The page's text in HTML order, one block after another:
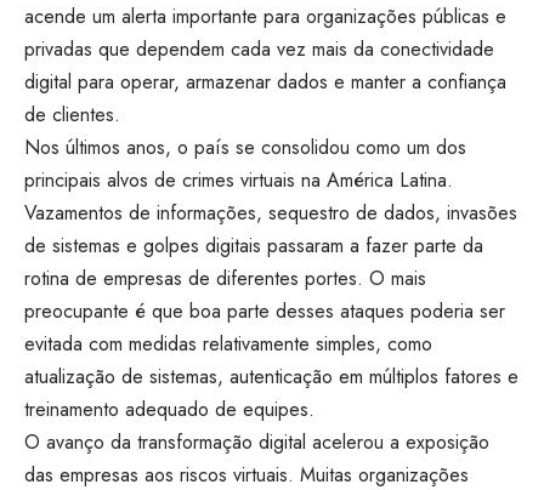
acende um alerta importante para organizações públicas e
privadas que dependem cada vez mais da conectividade
digital para operar, armazenar dados e manter a confiança
de clientes.
Nos últimos anos, o país se consolidou como um dos
principais alvos de crimes virtuais na América Latina.
Vazamentos de informações, sequestro de dados, invasões
de sistemas e golpes digitais passaram a fazer parte da
rotina de empresas de diferentes portes. O mais
preocupante é que boa parte desses ataques poderia ser
evitada com medidas relativamente simples, como
atualização de sistemas, autenticação em múltiplos fatores e
treinamento adequado de equipes.
O avanço da transformação digital acelerou a exposição
das empresas aos riscos virtuais. Muitas organizações